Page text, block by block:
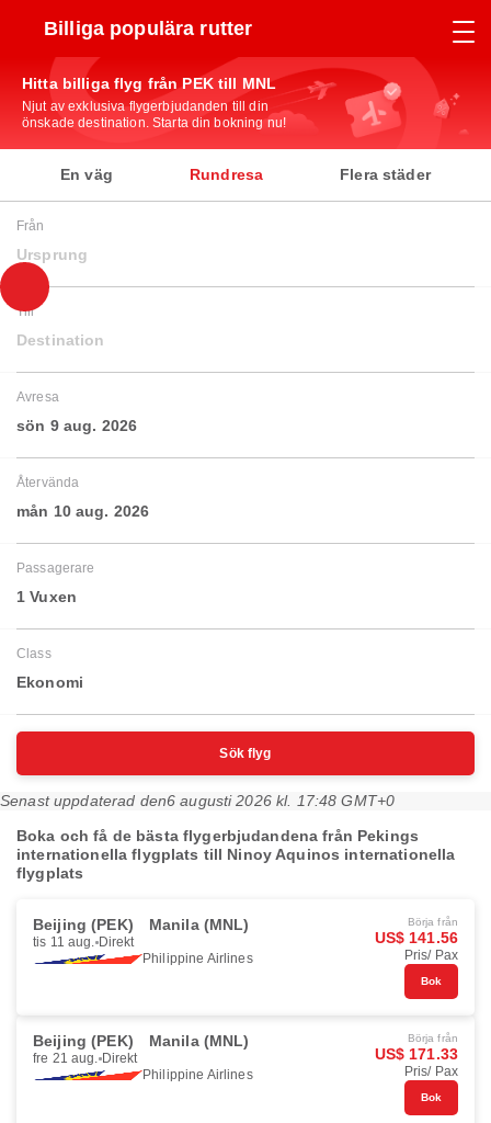
Billiga populära rutter
Hitta billiga flyg från PEK till MNL
Njut av exklusiva flygerbjudanden till din
önskade destination. Starta din bokning nu!
En väg Rundresa Flera städer
Från
Ursprung
Till
Destination
Avresa
sön 9 aug. 2026
Återvända
mån 10 aug. 2026
Passagerare
1 Vuxen
Class
Ekonomi
Sök flyg
Senast uppdaterad den6 augusti 2026 kl. 17:48 GMT+0
Boka och få de bästa flygerbjudandena från Pekings
internationella flygplats till Ninoy Aquinos internationella
flygplats
Beijing (PEK) Manila (MNL)
tis 11 aug. Direkt
Philippine Airlines
Börja från
US$ 141.56
Pris/ Pax
Bok
Beijing (PEK) Manila (MNL)
fre 21 aug. Direkt
Philippine Airlines
Börja från
US$ 171.33
Pris/ Pax
Bok